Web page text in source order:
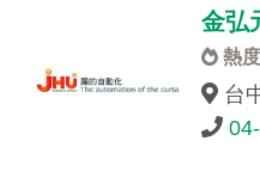
金弘
熱
台